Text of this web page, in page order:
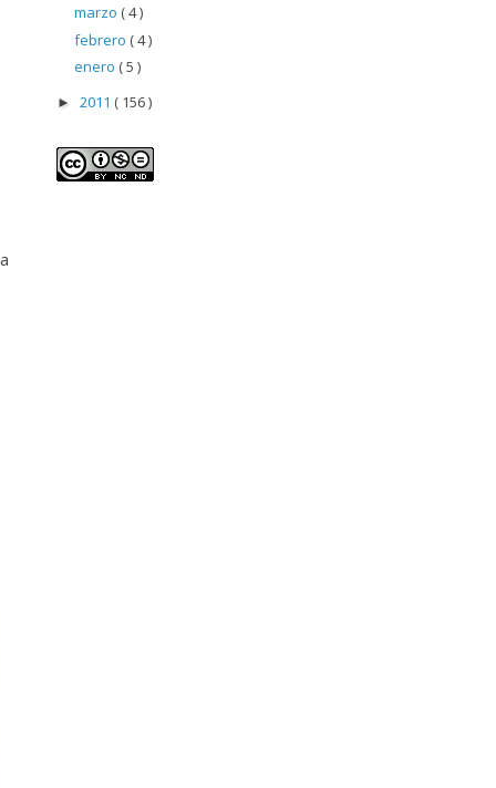
marzo ( 4 )
febrero ( 4 )
enero ( 5 )
► 2011 ( 156 )